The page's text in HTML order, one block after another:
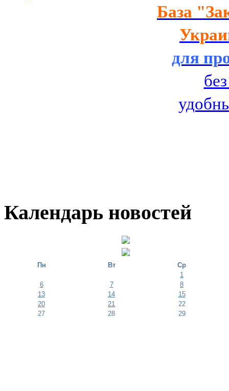
База
для
Календарь новостей
Пн Вт
Ср
1
6
7
8
13
14
15
20
21
22
27
28 29